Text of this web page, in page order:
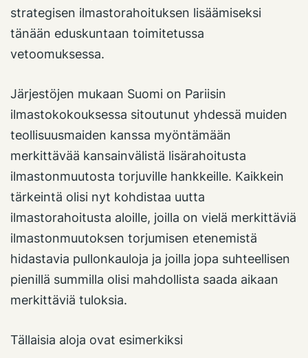
strategisen ilmastorahoituksen lisäämiseksi
tänään eduskuntaan toimitetussa
vetoomuksessa.
Järjestöjen mukaan Suomi on Pariisin
ilmastokokouksessa sitoutunut yhdessä muiden
teollisuusmaiden kanssa myöntämään
merkittävää kansainvälistä lisärahoitusta
ilmastonmuutosta torjuville hankkeille. Kaikkein
tärkeintä olisi nyt kohdistaa uutta
ilmastorahoitusta aloille, joilla on vielä merkittäviä
ilmastonmuutoksen torjumisen etenemistä
hidastavia pullonkauloja ja joilla jopa suhteellisen
pienillä summilla olisi mahdollista saada aikaan
merkittäviä tuloksia.
Tällaisia aloja ovat esimerkiksi